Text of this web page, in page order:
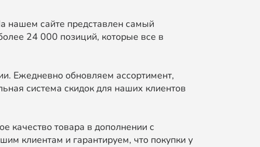
нашем сайте представлен самый
24 000 позиций, которые все в
Ежедневно обновляем ассортимент,
система скидок для наших клиентов
качество товара в дополнении с
клиентам и гарантируем, что покупки у